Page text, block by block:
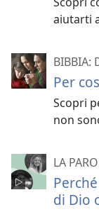
aiutarti
BIBBIA:
Per
Scopri
non
LA
di Dio